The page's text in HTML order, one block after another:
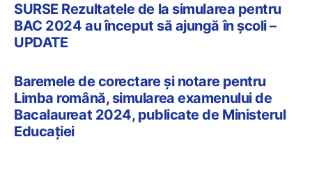
SURSE Rezultatele de la simularea pentru
BAC 2024 au început să ajungă în școli –
UPDATE
Baremele de corectare și notare pentru
Limba română, simularea examenului de
Bacalaureat 2024, publicate de Ministerul
Educației